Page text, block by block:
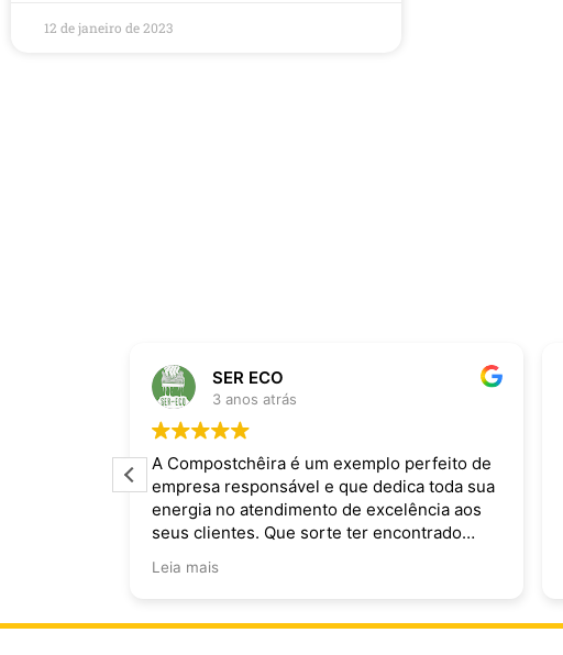
12 de janeiro de 2023
SER ECO
3 anos atrás
A Compostchêira é um exemplo perfeito de
empresa responsável e que dedica toda sua
energia no atendimento de excelência aos
seus clientes. Que sorte ter encontrado
Leia mais